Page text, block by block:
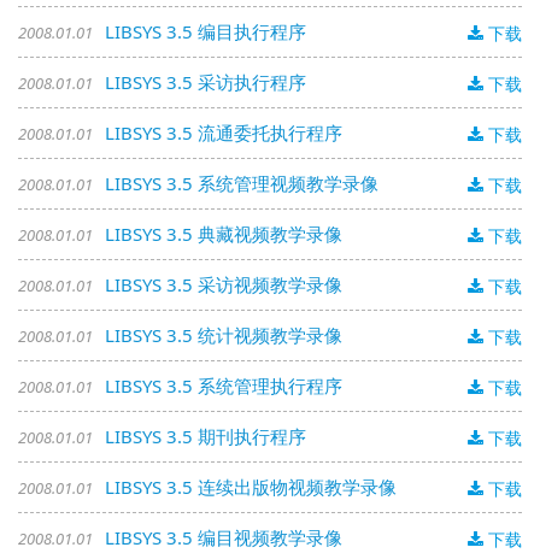
2008.01.01 LIBSYS 3.5 编目执行程序 下载
2008.01.01 LIBSYS 3.5 采访执行程序 下载
2008.01.01 LIBSYS 3.5 流通委托执行程序 下载
2008.01.01 LIBSYS 3.5 系统管理视频教学录像 下载
2008.01.01 LIBSYS 3.5 典藏视频教学录像 下载
2008.01.01 LIBSYS 3.5 采访视频教学录像 下载
2008.01.01 LIBSYS 3.5 统计视频教学录像 下载
2008.01.01 LIBSYS 3.5 系统管理执行程序 下载
2008.01.01 LIBSYS 3.5 期刊执行程序 下载
2008.01.01 LIBSYS 3.5 连续出版物视频教学录像 下载
2008.01.01 LIBSYS 3.5 编目视频教学录像 下载